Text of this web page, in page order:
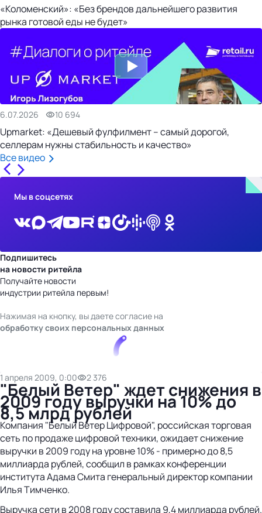
«Коломенский»: «Без брендов дальнейшего развития
рынка готовой еды не будет»
6.07.2026 10 694
Upmarket: «Дешевый фулфилмент – самый дорогой,
селлерам нужны стабильность и качество»
Все видео
Мы в соцсетях
Подпишитесь
на новости ритейла
Получайте новости
индустрии ритейла первым!
Нажимая на кнопку, вы даете согласие на
обработку своих персональных данных
1 апреля 2009, 0:00 2 376
"Белый Ветер" ждет снижения в
2009 году выручки на 10% до
8,5 млрд рублей
Компания "Белый Ветер Цифровой", российская торговая
сеть по продаже цифровой техники, ожидает снижение
выручки в 2009 году на уровне 10% - примерно до 8,5
миллиарда рублей, сообщил в рамках конференции
института Адама Смита генеральный директор компании
Илья Тимченко.
Выручка сети в 2008 году составила 9,4 миллиарда рублей.